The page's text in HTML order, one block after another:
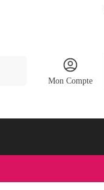
Mon Compte